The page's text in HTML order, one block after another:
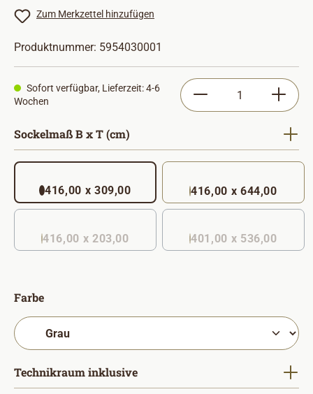
Zum Merkzettel hinzufügen
Produktnummer: 5954030001
Sofort verfügbar, Lieferzeit: 4-6
Wochen
Produkt Anzahl:
Sockelmaß B x T (cm)
416,00 x 309,00 416,00 x 644,00
416,00 x 203,00
(Diese Option ist zurzeit nicht verfügbar. )
401,00 x 536,00
Farbeauswählen
Technikraum inklusiveauswählen